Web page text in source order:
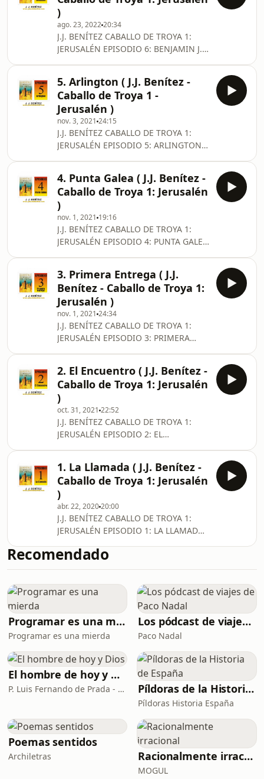
en los acertijos del Mayor para
intentar hallar, en algún lugar de las
gigantescas oficinas centrales de la
U.S. Postal Service de Washington
(EEUU), el jugoso botín informativo
escondido por el oficial n
)
ago. 23, 202220:34
J.J. BENÍTEZ CABALLO DE TROYA 1:
JERUSALÉN EPISODIO 6: BENJAMIN J.J.
para intentar hallar la secreta y
misteriosa información, pero los
cuantiosos gastos invertidos en esta
investigación comienzan a mermar
sus finanzas personales. Sin
embargo, curiosamente, el Mayor
parecía saber de antemano que J.J.
Benítez, además de inteli
5. Arlington ( J.J. Benítez -
Caballo de Troya 1 -
Jerusalén )
nov. 3, 2021 24:15
J.J. BENÍTEZ CABALLO DE TROYA 1:
JERUSALÉN EPISODIO 5: ARLINGTON
el rumbo que le ha marcado el
misterioso plan secreto del Mayor
norteamericano. La estrecha y
hermana amistad que se ha
entablado entre ambos lleva al
periodista e investigador español a
sortear todo tipo de trabas
gubernamentales, la del espionaje
incluida. Tod
4. Punta Galea ( J.J. Benítez -
Caballo de Troya 1: Jerusalén
)
nov. 1, 2021 19:16
J.J. BENÍTEZ CABALLO DE TROYA 1:
JERUSALÉN EPISODIO 4: PUNTA GALEA
a las puertas de iniciar un
descubrimiento que, a la postre, será
el motivo de nuestro nuevo
paradigma: una información secreta
contenida en el interior de un sobre,
escrita de puño y letra del Mayor, su
gran confidente y amigo. Sin
embargo, el resultado de la
3. Primera Entrega ( J.J.
Benítez - Caballo de Troya 1:
Jerusalén )
nov. 1, 2021 24:34
J.J. BENÍTEZ CABALLO DE TROYA 1:
JERUSALÉN EPISODIO 3: PRIMERA
Benítez, sigue el rastro que le marca
su experimentado olfato periodístico
con un pie en España y otro en EEUU.
El objetivo es doble: por un lado,
conocer a su interlocutor y, por otro,
conseguir la desafiante y misteriosa
información. Para ello, antes debe
superar un protocolo
2. El Encuentro ( J.J. Benítez -
Caballo de Troya 1: Jerusalén
)
oct. 31, 2021 22:52
J.J. BENÍTEZ CABALLO DE TROYA 1:
JERUSALÉN EPISODIO 2: EL
Benítez, continúa dubitativo ante la
inesperada llamada de aquel
desconocido que dice poseer una
información acerca de un secreto que
sólo puede desvelarle en persona. La
duda sobre la veracidad de dicha
fuente es evidente, pero la curiosidad
y el olfato periodístico de J.J. Benít
1. La Llamada ( J.J. Benítez -
Caballo de Troya 1: Jerusalén
)
abr. 22, 202020:00
J.J. BENÍTEZ CABALLO DE TROYA 1:
JERUSALÉN EPISODIO 1: LA LLAMADA
(20/03/2024) El autor, J.J. Benítez,
comienza a descifrar en tierras
secretos que un desconocido contacto
telefónico le ha proporcionado. Lo
que J.J. Benítez ignora es que, estás
primeras pistas, pueden conducirle al
descubrimiento de un sagrado legado
histórico que po
Recomendado
Programar es una mierda
Programar es una mierda
Los pódcast de viajes de Paco Nadal
Paco Nadal
El hombre de hoy y Dios
P. Luis Fernando de Prada - Radio María ESP Píldoras de la Historia de España
Píldoras Historia España
Poemas sentidos
Archiletras Racionalmente irracional
MOGUL